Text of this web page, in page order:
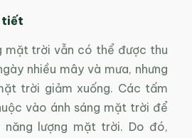
tiết
mặt trời vẫn có thể được thu
nhiều mây và mưa, nhưng
trời giảm xuống. Các tấm
vào ánh sáng mặt trời để
năng lượng mặt trời. Do đó,